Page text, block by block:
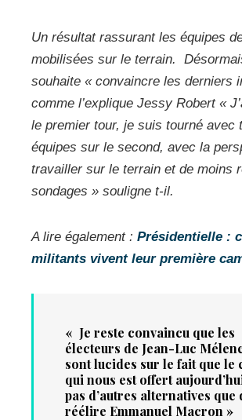
Un résultat rassurant les équipes
mobilisées sur le terrain.
souhaite «convaincre les derniers
comme l’explique Jessy Robert «
le premier tour, je suis tourné avec
équipes sur le second, avec la
travailler sur le terrain et de moins
sondages » souligne t-il.
A lire également : Présidentielle :
militants vivent leur première
« Je reste convaincu que les
électeurs de Jean-Luc
sont lucides sur le fait que le
qui nous est offert
pas d’autres alternatives que
réélire Emmanuel Macron »